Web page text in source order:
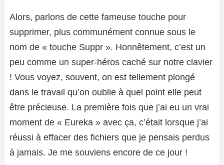
Alors, parlons de cette fameuse touche pour
supprimer, plus communément connue sous le
nom de « touche Suppr ». Honnêtement, c’est un
peu comme un super-héros caché sur notre clavier
! Vous voyez, souvent, on est tellement plongé
dans le travail qu’on oublie à quel point elle peut
être précieuse. La première fois que j’ai eu un vrai
moment de « Eureka » avec ça, c’était lorsque j’ai
réussi à effacer des fichiers que je pensais perdus
à jamais. Je me souviens encore de ce jour !